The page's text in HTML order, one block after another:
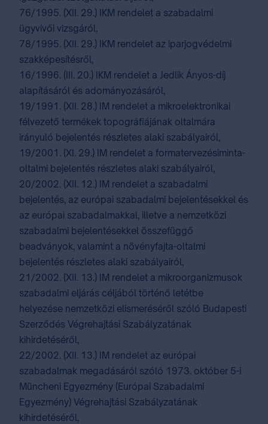
76/1995. (XII. 29.) IKM rendelet a szabadalmi
ügyvivői vizsgáról,
78/1995. (XII. 29.) IKM rendelet az iparjogvédelmi
szakképesítésről,
16/1996. (III. 20.) IKM rendelet a Jedlik Ányos-díj
alapításáról és adományozásáról,
19/1991. (XII. 28.) IM rendelet a mikroelektronikai
félvezető termékek topográfiájának oltalmára
irányuló bejelentés részletes alaki szabályairól,
19/2001. (XI. 29.) IM rendelet a formatervezésiminta-
oltalmi bejelentés részletes alaki szabályairól,
20/2002. (XII. 12.) IM rendelet a szabadalmi
bejelentés, az európai szabadalmi bejelentésekkel és
az európai szabadalmakkal, illetve a nemzetközi
szabadalmi bejelentésekkel összefüggő
beadványok, valamint a növényfajta-oltalmi
bejelentés részletes alaki szabályairól,
21/2002. (XII. 13.) IM rendelet a mikroorganizmusok
szabadalmi eljárás céljából történő letétbe
helyezése nemzetközi elismeréséről szóló Budapesti
Szerződés Végrehajtási Szabályzatának
kihirdetéséről,
22/2002. (XII. 13.) IM rendelet az európai
szabadalmak megadásáról szóló 1973. október 5-i
Müncheni Egyezmény (Európai Szabadalmi
Egyezmény) Végrehajtási Szabályzatának
kihirdetéséről,